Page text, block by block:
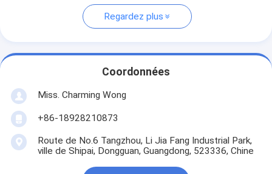
Regardez plus
Coordonnées
Miss. Charming Wong
+86-18928210873
Route de No.6 Tangzhou, Li Jia Fang Industrial Park,
ville de Shipai, Dongguan, Guangdong, 523336, Chine